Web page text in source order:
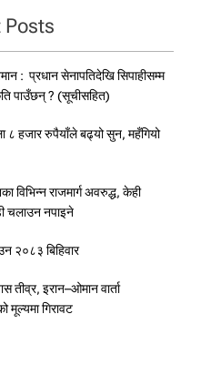
Posts
: प्रधान सेनापतिदेखि सिपाहीसम्म
पाउँछन् ? (सूचीसहित)
८ हजार रुपैयाँले बढ्यो सुन, महँगियो
विभिन्न राजमार्ग अवरुद्ध, केही
चलाउन नपाइने
२०८३ बिहिवार
तीव्र, इरान–ओमान वार्ता
मूल्यमा गिरावट